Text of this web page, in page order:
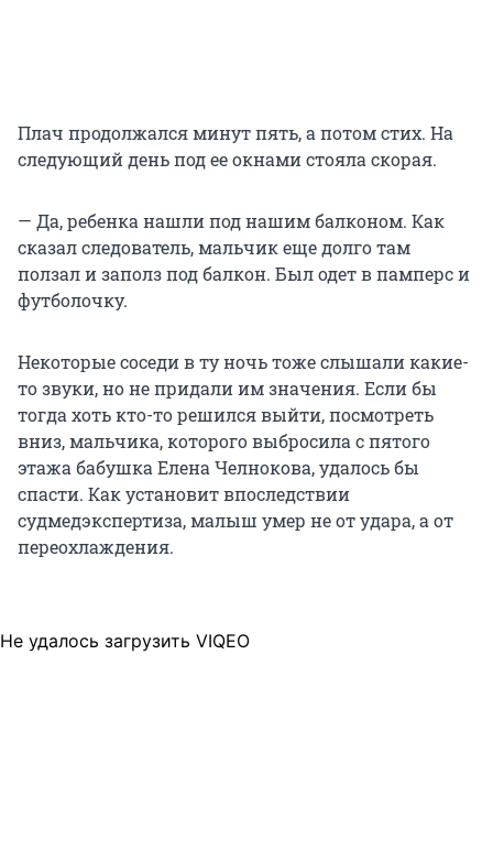
Плач продолжался минут пять, а потом стих. На
следующий день под ее окнами стояла скорая.
— Да, ребенка нашли под нашим балконом. Как
сказал следователь, мальчик еще долго там
ползал и заполз под балкон. Был одет в памперс и
футболочку.
Некоторые соседи в ту ночь тоже слышали какие-
то звуки, но не придали им значения. Если бы
тогда хоть кто-то решился выйти, посмотреть
вниз, мальчика, которого выбросила с пятого
этажа бабушка Елена Челнокова, удалось бы
спасти. Как установит впоследствии
судмедэкспертиза, малыш умер не от удара, а от
переохлаждения.
Не удалось загрузить VIQEO